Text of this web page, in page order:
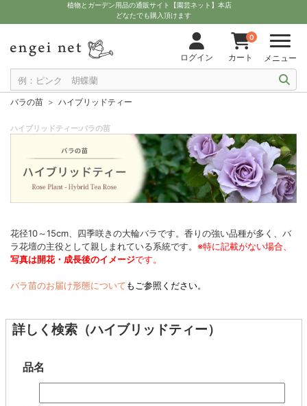
植物とガーデン用品の通販サイト【園芸ネット】本店
どなたでも購入頂けます
ログイン
0
カート メニュー
バラの苗 ハイブリッドティー
ハイブリッドティー:バラの苗
花径10～15cm、四季咲きの大輪バラです。香りの強い品種が多く、バ
ラ花壇の主役として親しまれている系統です。 ※特に記載がない場合、
写真は開花・成長後のイメージです。
バラ苗のお届け形態についてもご参照ください。
詳しく検索（ハイブリッドティー）
品名